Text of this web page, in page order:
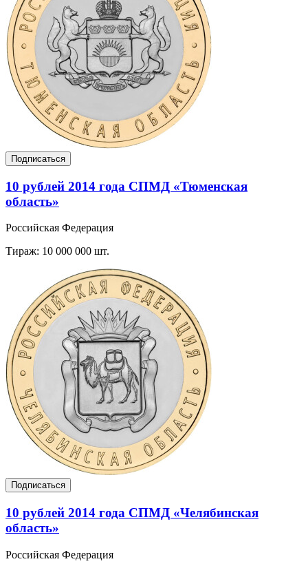
Подписаться
10 рублей 2014 года СПМД «Тюменская
область»
Российская Федерация
Тираж: 10 000 000 шт.
Подписаться
10 рублей 2014 года СПМД «Челябинская
область»
Российская Федерация